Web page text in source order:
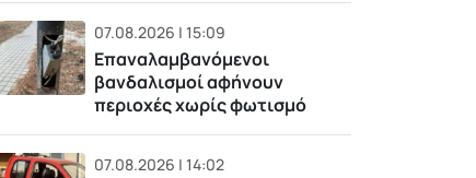
07.08.2026 | 15:09
Επαναλαμβανόμενοι
βανδαλισμοί αφήνουν
περιοχές χωρίς φωτισμό
07.08.2026 | 14:02